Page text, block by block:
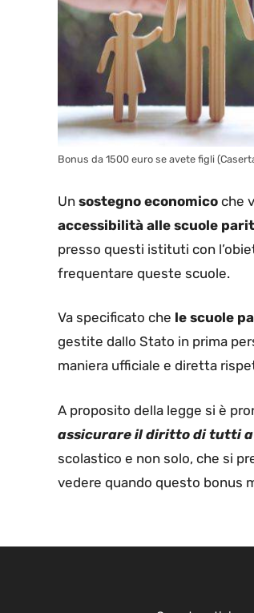
Bonus da 1500 euro se avete figli
Un sostegno economico che
accessibilità alle scuole
presso questi istituti con
frequentare queste scuole.
Va specificato che le scuole
gestite dallo Stato in prima
maniera ufficiale e diretta
A proposito della legge si è
assicurare il diritto di tutti
scolastico e non solo, che si
vedere quando questo bonus